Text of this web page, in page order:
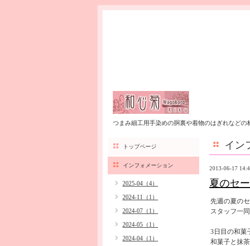
つまみ細工用手染めの胴裏や着物のはぎれなどの
イン
2013-06-17
夏のセ
先週の夏の
スタッフ一
3日目の和菓
和菓子と抹
トップページ
インフォメーション
2025-04（4）
2024-11（1）
2024-07（1）
2024-05（1）
2024-04（1）